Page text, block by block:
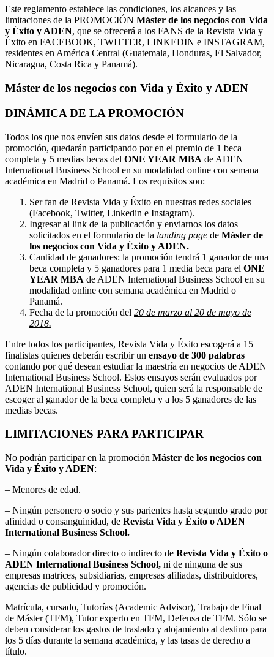
Este reglamento establece las condiciones, los alcances y las
limitaciones de la PROMOCIÓN Máster de los negocios con Vida
y Éxito y ADEN, que se ofrecerá a los FANS de la Revista Vida y
Éxito en FACEBOOK, TWITTER, LINKEDIN e INSTAGRAM,
residentes en América Central (Guatemala, Honduras, El Salvador,
Nicaragua, Costa Rica y Panamá).
Máster de los negocios con Vida y Éxito y ADEN
DINÁMICA DE LA PROMOCIÓN
Todos los que nos envíen sus datos desde el formulario de la
promoción, quedarán participando por en el premio de 1 beca
completa y 5 medias becas del ONE YEAR MBA de ADEN
International Business School en su modalidad online con semana
académica en Madrid o Panamá. Los requisitos son:
Ser fan de Revista Vida y Éxito en nuestras redes sociales
(Facebook, Twitter, Linkedin e Instagram).
Ingresar al link de la publicación y enviarnos los datos
solicitados en el formulario de la landing page de Máster de
los negocios con Vida y Éxito y ADEN.
Cantidad de ganadores: la promoción tendrá 1 ganador de una
beca completa y 5 ganadores para 1 media beca para el ONE
YEAR MBA de ADEN International Business School en su
modalidad online con semana académica en Madrid o
Panamá.
Fecha de la promoción del 20 de marzo al 20 de mayo de
2018.
Entre todos los participantes, Revista Vida y Éxito escogerá a 15
finalistas quienes deberán escribir un ensayo de 300 palabras
contando por qué desean estudiar la maestría en negocios de ADEN
International Business School. Estos ensayos serán evaluados por
ADEN International Business School, quien será la responsable de
escoger al ganador de la beca completa y a los 5 ganadores de las
medias becas.
LIMITACIONES PARA PARTICIPAR
No podrán participar en la promoción Máster de los negocios con
Vida y Éxito y ADEN:
– Menores de edad.
– Ningún personero o socio y sus parientes hasta segundo grado por
afinidad o consanguinidad, de Revista Vida y Éxito o ADEN
International Business School.
– Ningún colaborador directo o indirecto de Revista Vida y Éxito o
ADEN International Business School, ni de ninguna de sus
empresas matrices, subsidiarias, empresas afiliadas, distribuidores,
agencias de publicidad y promoción.
Matrícula, cursado, Tutorías (Academic Advisor), Trabajo de Final
de Máster (TFM), Tutor experto en TFM, Defensa de TFM. Sólo se
deben considerar los gastos de traslado y alojamiento al destino para
los 5 días durante la semana académica, y las tasas de derecho a
título.